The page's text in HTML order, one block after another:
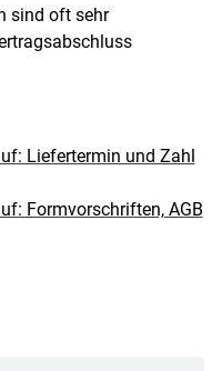
sind oft sehr
Liefertermin und Zahl
Formvorschriften, AGB